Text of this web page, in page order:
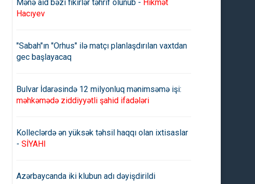
Mənə aid bəzi fikirlər təhrif olunub - Hikmət
Hacıyev
"Sabah"ın "Orhus" ilə matçı planlaşdırılan vaxtdan
gec başlayacaq
Bulvar İdarəsində 12 milyonluq mənimsəmə işi:
məhkəmədə ziddiyyətli şahid ifadələri
Kolleclərdə ən yüksək təhsil haqqı olan ixtisaslar
- SİYAHI
Azərbaycanda iki klubun adı dəyişdirildi